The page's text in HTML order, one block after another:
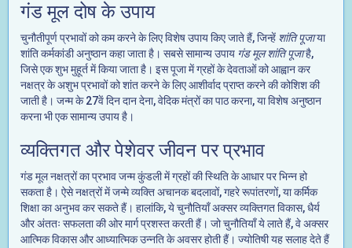
गंड मूल दोष के उपाय
चुनौतीपूर्ण प्रभावों को कम करने के लिए विशेष उपाय किए जाते हैं, जिन्हें शांति पूजाया
शांति कर्मकांडी अनुष्ठान कहा जाता है। सबसे सामान्य उपाय गंड मूल शांति पूजाहै,
जिसे एक शुभ मुहूर्त में किया जाता है। इस पूजा में ग्रहों के देवताओं को आह्वान कर
नक्षत्र के अशुभ प्रभावों को शांत करने के लिए आशीर्वाद प्राप्त करने की कोशिश की
जाती है। जन्म के 27वें दिन दान देना, वेदिक मंत्रों का पाठ करना, या विशेष अनुष्ठान
करना भी एक सामान्य उपाय है।
व्यक्तिगत और पेशेवर जीवन पर प्रभाव
गंड मूल नक्षत्रों का प्रभाव जन्म कुंडली में ग्रहों की स्थिति के आधार पर भिन्न हो
सकता है। ऐसे नक्षत्रों में जन्मे व्यक्ति अचानक बदलावों, गहरे रूपांतरणों, या कर्मिक
शिक्षा का अनुभव कर सकते हैं। हालांकि, ये चुनौतियाँ अक्सर व्यक्तिगत विकास, धैर्य
और अंततः सफलता की ओर मार्ग प्रशस्त करती हैं। जो चुनौतियाँ ये लाते हैं, वे अक्सर
आत्मिक विकास और आध्यात्मिक उन्नति के अवसर होती हैं। ज्योतिषी यह सलाह देते हैं